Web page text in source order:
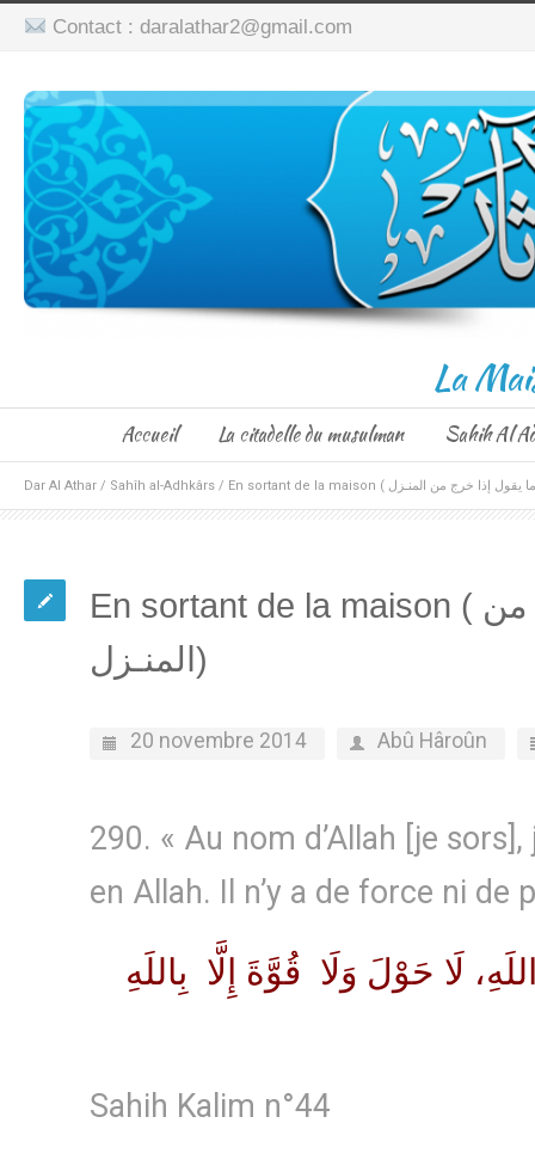
Contact : daralathar2@gmail.com
La
Accueil La citadelle du musulman Sahih Al
Dar Al Athar / Sahîh al-Adhkârs /
En sortant de la maison ( ما يقول إذا خرج من
المنـزل)
20 novembre 2014 Abû Hâroûn
290. « Au nom d’Allah [je
en Allah. Il n’y a de force ni de
لَا حَوْلَ وَلَا قُوَّةَ إِلَّا بِاللَهِ
Sahih Kalim n°44